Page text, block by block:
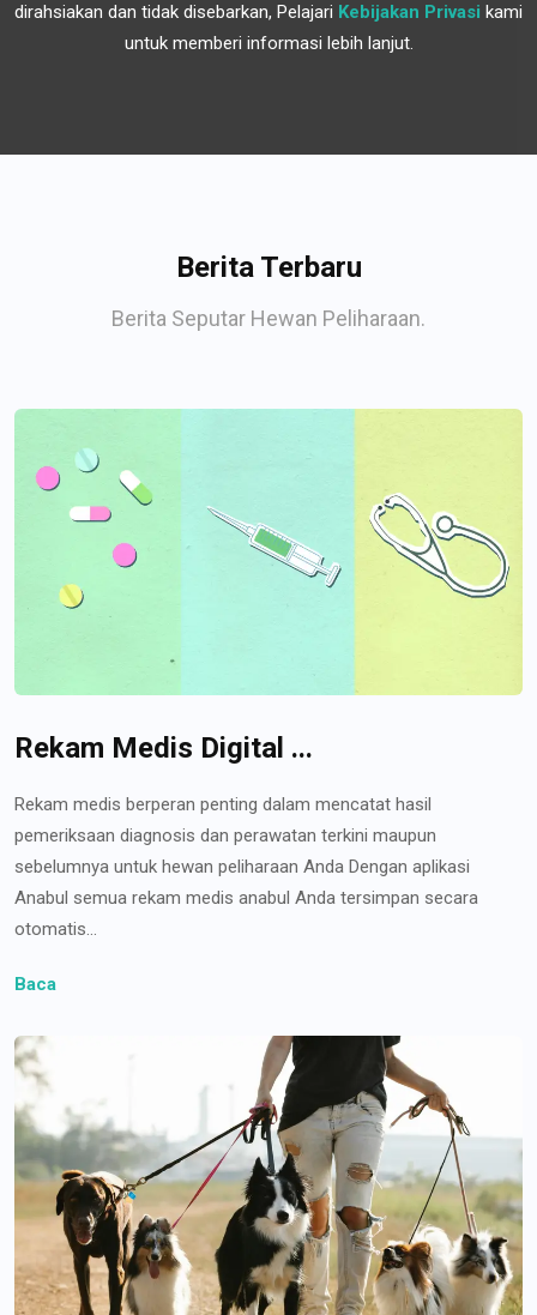
dirahsiakan dan tidak disebarkan, Pelajari Kebijakan Privasi kami
untuk memberi informasi lebih lanjut.
Berita Terbaru
Berita Seputar Hewan Peliharaan.
Rekam Medis Digital ...
Rekam medis berperan penting dalam mencatat hasil
pemeriksaan diagnosis dan perawatan terkini maupun
sebelumnya untuk hewan peliharaan Anda Dengan aplikasi
Anabul semua rekam medis anabul Anda tersimpan secara
otomatis...
Baca